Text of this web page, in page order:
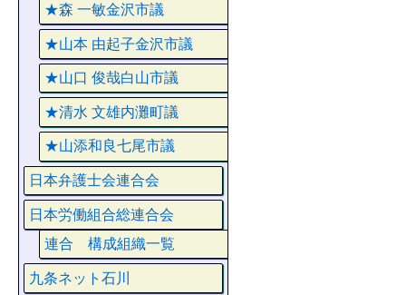
★森 一敏金沢市議
★山本 由起子金沢市議
★山口 俊哉白山市議
★清水 文雄内灘町議
★山添和良七尾市議
日本弁護士会連合会
日本労働組合総連合会
連合 構成組織一覧
九条ネット石川